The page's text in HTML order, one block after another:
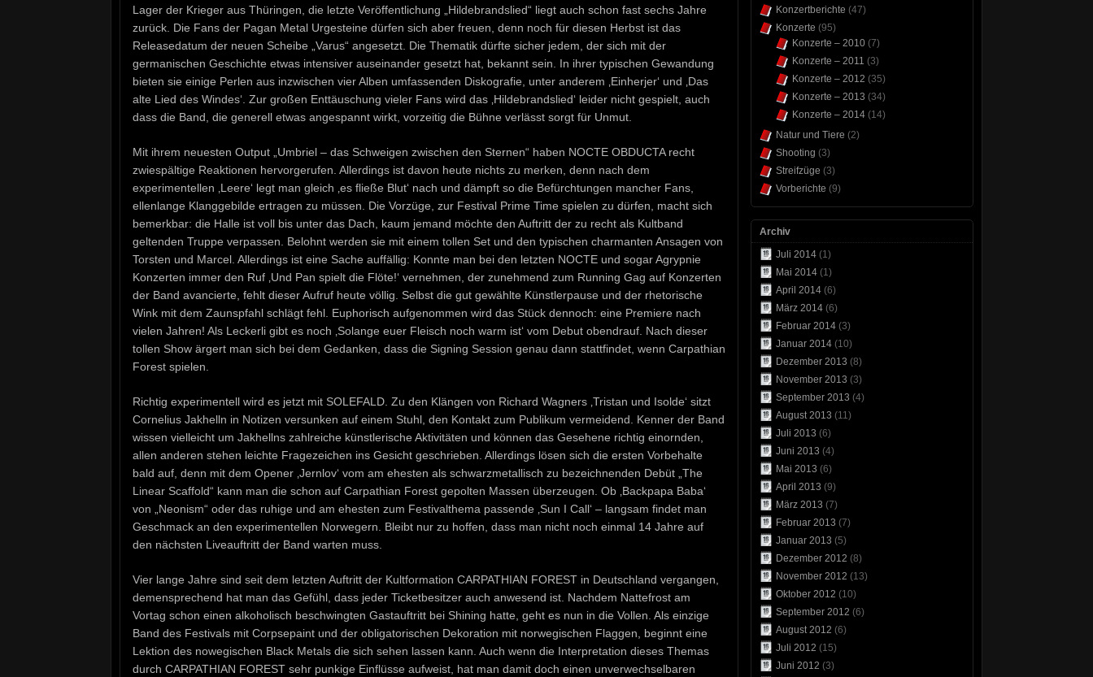
Lager der Krieger aus Thüringen, die letzte Veröffentlichung „Hildebrandslied“ liegt auch schon fast sechs Jahre
zurück. Die Fans der Pagan Metal Urgesteine dürfen sich aber freuen, denn noch für diesen Herbst ist das
Releasedatum der neuen Scheibe „Varus“ angesetzt. Die Thematik dürfte sicher jedem, der sich mit der
germanischen Geschichte etwas intensiver auseinander gesetzt hat, bekannt sein. In ihrer typischen Gewandung
bieten sie einige Perlen aus inzwischen vier Alben umfassenden Diskografie, unter anderem ‚Einherjer‘ und ‚Das
alte Lied des Windes‘. Zur großen Enttäuschung vieler Fans wird das ‚Hildebrandslied‘ leider nicht gespielt, auch
dass die Band, die generell etwas angespannt wirkt, vorzeitig die Bühne verlässt sorgt für Unmut.
Mit ihrem neuesten Output „Umbriel – das Schweigen zwischen den Sternen“ haben NOCTE OBDUCTA recht
zwiespältige Reaktionen hervorgerufen. Allerdings ist davon heute nichts zu merken, denn nach dem
experimentellen ‚Leere‘ legt man gleich ‚es fließe Blut‘ nach und dämpft so die Befürchtungen mancher Fans,
ellenlange Klanggebilde ertragen zu müssen. Die Vorzüge, zur Festival Prime Time spielen zu dürfen, macht sich
bemerkbar: die Halle ist voll bis unter das Dach, kaum jemand möchte den Auftritt der zu recht als Kultband
geltenden Truppe verpassen. Belohnt werden sie mit einem tollen Set und den typischen charmanten Ansagen von
Torsten und Marcel. Allerdings ist eine Sache auffällig: Konnte man bei den letzten NOCTE und sogar Agrypnie
Konzerten immer den Ruf ‚Und Pan spielt die Flöte!‘ vernehmen, der zunehmend zum Running Gag auf Konzerten
der Band avancierte, fehlt dieser Aufruf heute völlig. Selbst die gut gewählte Künstlerpause und der rhetorische
Wink mit dem Zaunspfahl schlägt fehl. Euphorisch aufgenommen wird das Stück dennoch: eine Premiere nach
vielen Jahren! Als Leckerli gibt es noch ‚Solange euer Fleisch noch warm ist‘ vom Debut obendrauf. Nach dieser
tollen Show ärgert man sich bei dem Gedanken, dass die Signing Session genau dann stattfindet, wenn Carpathian
Forest spielen.
Richtig experimentell wird es jetzt mit SOLEFALD. Zu den Klängen von Richard Wagners ‚Tristan und Isolde‘ sitzt
Cornelius Jakhelln in Notizen versunken auf einem Stuhl, den Kontakt zum Publikum vermeidend. Kenner der Band
wissen vielleicht um Jakhellns zahlreiche künstlerische Aktivitäten und können das Gesehene richtig einornden,
allen anderen stehen leichte Fragezeichen ins Gesicht geschrieben. Allerdings lösen sich die ersten Vorbehalte
bald auf, denn mit dem Opener ‚Jernlov‘ vom am ehesten als schwarzmetallisch zu bezeichnenden Debüt „The
Linear Scaffold“ kann man die schon auf Carpathian Forest gepolten Massen überzeugen. Ob ‚Backpapa Baba‘
von „Neonism“ oder das ruhige und am ehesten zum Festivalthema passende ‚Sun I Call‘ – langsam findet man
Geschmack an den experimentellen Norwegern. Bleibt nur zu hoffen, dass man nicht noch einmal 14 Jahre auf
den nächsten Liveauftritt der Band warten muss.
Vier lange Jahre sind seit dem letzten Auftritt der Kultformation CARPATHIAN FOREST in Deutschland vergangen,
demensprechend hat man das Gefühl, dass jeder Ticketbesitzer auch anwesend ist. Nachdem Nattefrost am
Vortag schon einen alkoholisch beschwingten Gastauftritt bei Shining hatte, geht es nun in die Vollen. Als einzige
Band des Festivals mit Corpsepaint und der obligatorischen Dekoration mit norwegischen Flaggen, beginnt eine
Lektion des nowegischen Black Metals die sich sehen lassen kann. Auch wenn die Interpretation dieses Themas
durch CARPATHIAN FOREST sehr punkige Einflüsse aufweist, hat man damit doch einen unverwechselbaren
Konzertberichte (47)
Konzerte (95)
Konzerte – 2010 (7)
Konzerte – 2011 (3)
Konzerte – 2012 (35)
Konzerte – 2013 (34)
Konzerte – 2014 (14)
Natur und Tiere (2)
Shooting (3)
Streifzüge (3)
Vorberichte (9)
Archiv
Juli 2014 (1)
Mai 2014 (1)
April 2014 (6)
März 2014 (6)
Februar 2014 (3)
Januar 2014 (10)
Dezember 2013 (8)
November 2013 (3)
September 2013 (4)
August 2013 (11)
Juli 2013 (6)
Juni 2013 (4)
Mai 2013 (6)
April 2013 (9)
März 2013 (7)
Februar 2013 (7)
Januar 2013 (5)
Dezember 2012 (8)
November 2012 (13)
Oktober 2012 (10)
September 2012 (6)
August 2012 (6)
Juli 2012 (15)
Juni 2012 (3)